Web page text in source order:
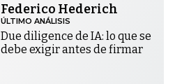
Federico Hederich
ÚLTIMO ANÁLISIS
Due diligence de IA: lo que se
debe exigir antes de firmar